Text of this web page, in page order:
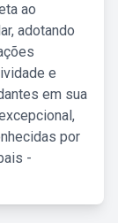
ao
adotando
e
em sua
por
-